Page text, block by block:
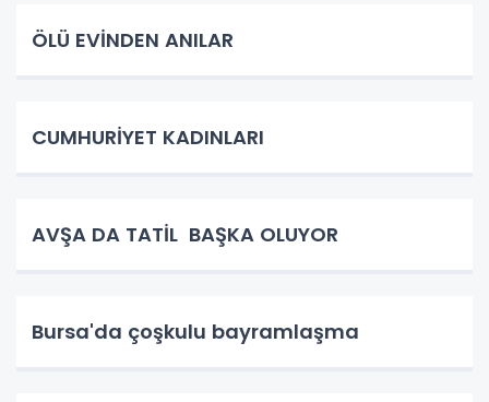
ÖLÜ EVİNDEN ANILAR
CUMHURİYET KADINLARI
AVŞA DA TATİL BAŞKA OLUYOR
Bursa'da çoşkulu bayramlaşma